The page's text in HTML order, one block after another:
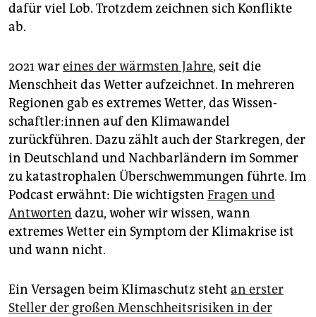
dafür viel Lob. Trotzdem zeichnen sich Konflikte
ab.
2021 wareines der wärmsten Jahre, seit die
Menschheit das Wetter aufzeichnet. In mehreren
Regionen gab es extremes Wetter, das Wis­sen­
schaft­le­r:in­nen auf den Klimawandel
zurückführen. Dazu zählt auch der Starkregen, der
in Deutschland und Nachbarländern im Sommer
zu katastrophalen Überschwemmungen führte. Im
Podcast erwähnt: Die wichtigsten Fragen und
Antworten dazu, woher wir wissen, wann
extremes Wetter ein Symptom der Klimakrise ist
und wann nicht.
Ein Versagen beim Klimaschutz steht an erster
Steller der großen Menschheitsrisiken in der